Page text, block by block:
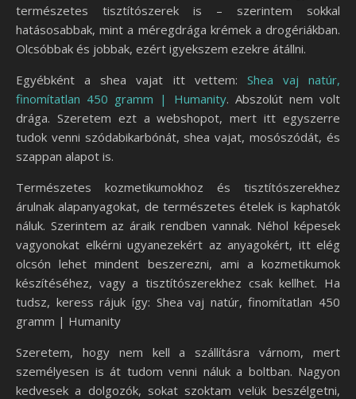
természetes tisztítószerek is – szerintem sokkal
hatásosabbak, mint a méregdrága krémek a drogériákban.
Olcsóbbak és jobbak, ezért igyekszem ezekre átállni.
Egyébként a shea vajat itt vettem: Shea vaj natúr,
finomítatlan 450 gramm | Humanity. Abszolút nem volt
drága. Szeretem ezt a webshopot, mert itt egyszerre
tudok venni szódabikarbónát, shea vajat, mosószódát, és
szappan alapot is.
Természetes kozmetikumokhoz és tisztítószerekhez
árulnak alapanyagokat, de természetes ételek is kaphatók
náluk. Szerintem az áraik rendben vannak. Néhol képesek
vagyonokat elkérni ugyanezekért az anyagokért, itt elég
olcsón lehet mindent beszerezni, ami a kozmetikumok
készítéséhez, vagy a tisztítószerekhez csak kellhet. Ha
tudsz, keress rájuk így: Shea vaj natúr, finomítatlan 450
gramm | Humanity
Szeretem, hogy nem kell a szállításra várnom, mert
személyesen is át tudom venni náluk a boltban. Nagyon
kedvesek a dolgozók, sokat szoktam velük beszélgetni,